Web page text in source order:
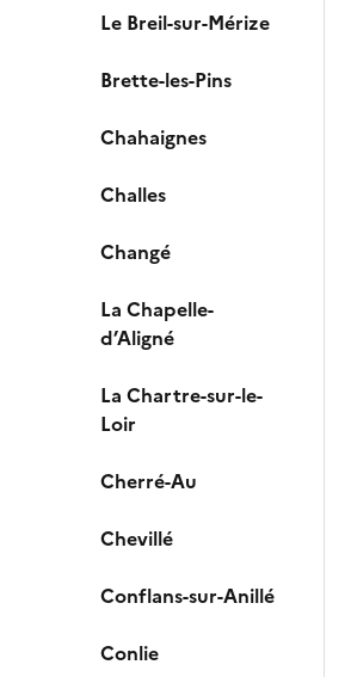
Le Breil-sur-Mérize
Brette-les-Pins
Chahaignes
Challes
Changé
La Chapelle-
d’Aligné
La Chartre-sur-le-
Loir
Cherré-Au
Chevillé
Conflans-sur-Anillé
Conlie